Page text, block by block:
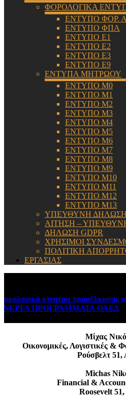
ΦΟΡΟΛΟΓΙΚΑ
ΕΝΤΥΠΟ ΦΟΡ.
ΕΝΤΥΠΟ ΦΠΑ
ΕΝΤΥΠΟ Ε1
ΕΝΤΥΠΟ Ε2
ΕΝΤΥΠΟ Ε3
ΕΝΤΥΠΟ Ε9
ΕΝΤΥΠΑ ΜΗΤΡΩΟΥ
ΕΝΤΥΠΟ Μ0
ΕΝΤΥΠΟ Μ1
ΕΝΤΥΠΟ Μ2
ΕΝΤΥΠΟ Μ3
ΕΝΤΥΠΟ Μ4
ΕΝΤΥΠΟ Μ5
ΕΝΤΥΠΟ Μ6
ΕΝΤΥΠΟ Μ7
ΕΝΤΥΠΟ Μ8
ΕΝΤΥΠΟ Μ9
ΕΝΤΥΠΟ Μ10
ΕΝΤΥΠΟ Μ11
ΕΝΤΥΠΟ Μ12
ΕΝΤΥΠΟ Μ13
ΥΠΕΥΘΥΝΗ ΔΗΛΩΣΗ
ΑΙΤΗΣΗ –
ΔΗΛΩΣΗ GDPR
ΧΡΗΣΙΜΟΙ
ΠΟΛΙΤΙΚΗ
ΕΡΓΑΣΙΑΣ
κίνητρα προσέλκυσης
ΠΡΟΓΡΑΜΜΑΤΑ ΟΑΕΔ
Μίχας
Οικονομικές, Λογιστικές &
Ρούσβελτ 51,
Michas
Financial &
Roosevelt